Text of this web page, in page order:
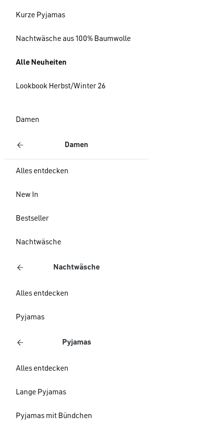
Kurze Pyjamas
Nachtwäsche aus 100% Baumwolle
Alle Neuheiten
Lookbook Herbst/Winter 26
Damen
Damen
Alles entdecken
New In
Bestseller
Nachtwäsche
Nachtwäsche
Alles entdecken
Pyjamas
Pyjamas
Alles entdecken
Lange Pyjamas
Pyjamas mit Bündchen